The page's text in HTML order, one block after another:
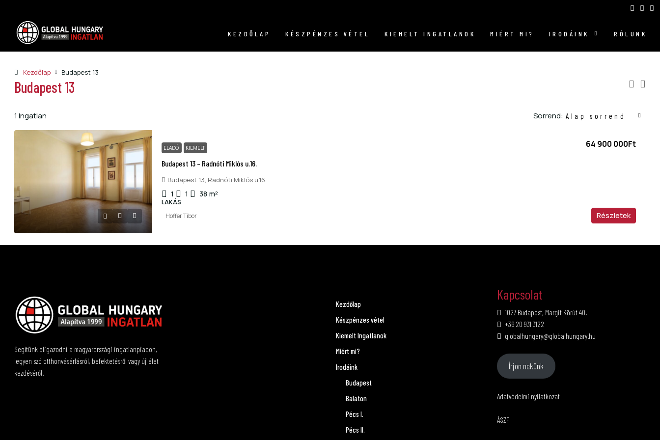
KEZDŐLAP KÉSZPÉNZES VÉTEL KIEMELT INGATLANOK MIÉRT MI? IRODÁINK RÓLUNK
Kezdőlap Budapest 13
Budapest 13
1 Ingatlan Sorrend: Alap sorrend
ELADÓ KIEMELT
Budapest 13 – Radnóti Miklós u.16.
64 900 000Ft
Budapest 13, Radnóti Miklós u.16.
1 1 38 m²
LAKÁS
Részletek
Hoffer Tibor
Segítünk eligazodni a magyarországi ingatlanpiacon,
legyen szó otthonvásárlásról, befektetésről vagy új élet
kezdéséről.
Kezdőlap
Készpénzes vétel
Kiemelt Ingatlanok
Miért mi?
Irodáink
Budapest
Balaton
Pécs I.
Pécs II.
Kapcsolat
1027 Budapest, Margit Körút 40.
+36 20 931 3122
globalhungary@globalhungary.hu
Írjon nekünk
Adatvédelmi nyilatkozat
ÁSZF